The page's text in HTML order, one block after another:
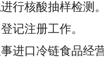
行核酸抽样检测。
记注册工作。
进口冷链食品经